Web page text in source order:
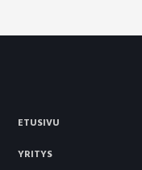
ETUSIVU
YRITYS